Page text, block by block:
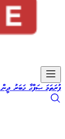
ފުރަތަމަ ޞަފްޙާ ޚަބަރު ދީން